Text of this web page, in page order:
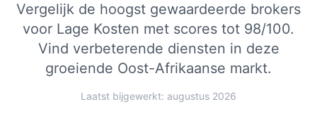
Vergelijk de hoogst gewaardeerde brokers
voor Lage Kosten met scores tot 98/100.
Vind verbeterende diensten in deze
groeiende Oost-Afrikaanse markt.
Laatst bijgewerkt: augustus 2026